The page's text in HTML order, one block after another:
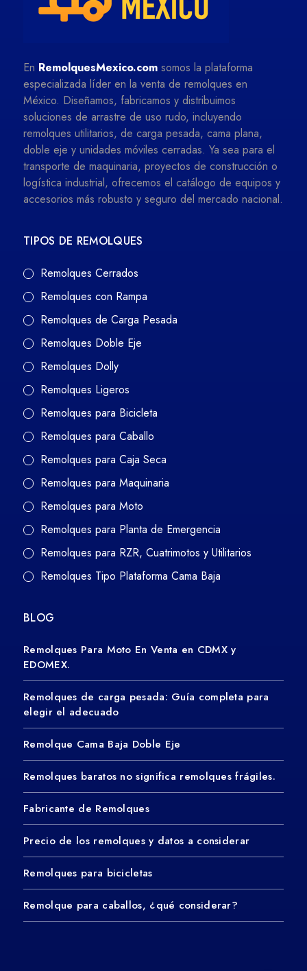
En RemolquesMexico.com somos la plataforma
especializada líder en la venta de remolques en
México. Diseñamos, fabricamos y distribuimos
soluciones de arrastre de uso rudo, incluyendo
remolques utilitarios, de carga pesada, cama plana,
doble eje y unidades móviles cerradas. Ya sea para el
transporte de maquinaria, proyectos de construcción o
logística industrial, ofrecemos el catálogo de equipos y
accesorios más robusto y seguro del mercado nacional.
TIPOS DE REMOLQUES
Remolques Cerrados
Remolques con Rampa
Remolques de Carga Pesada
Remolques Doble Eje
Remolques Dolly
Remolques Ligeros
Remolques para Bicicleta
Remolques para Caballo
Remolques para Caja Seca
Remolques para Maquinaria
Remolques para Moto
Remolques para Planta de Emergencia
Remolques para RZR, Cuatrimotos y Utilitarios
Remolques Tipo Plataforma Cama Baja
BLOG
Remolques Para Moto En Venta en CDMX y
EDOMEX.
Remolques de carga pesada: Guía completa para
elegir el adecuado
Remolque Cama Baja Doble Eje
Remolques baratos no significa remolques frágiles.
Fabricante de Remolques
Precio de los remolques y datos a considerar
Remolques para bicicletas
Remolque para caballos, ¿qué considerar?